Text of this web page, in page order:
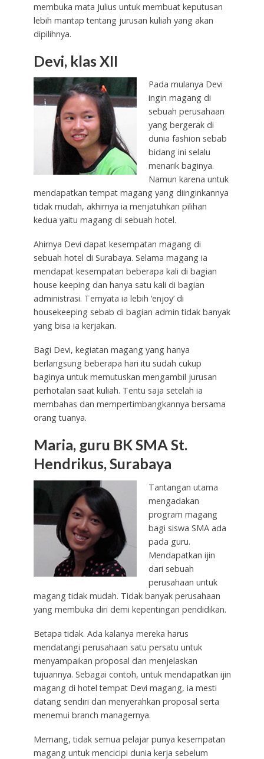
membuka mata Julius untuk membuat keputusan
lebih mantap tentang jurusan kuliah yang akan
dipilihnya.
Devi, klas XII
Pada mulanya Devi
ingin magang di
sebuah perusahaan
yang bergerak di
dunia fashion sebab
bidang ini selalu
menarik baginya.
Namun karena untuk
mendapatkan tempat magang yang diinginkannya
tidak mudah, akhirnya ia menjatuhkan pilihan
kedua yaitu magang di sebuah hotel.
Ahirnya Devi dapat kesempatan magang di
sebuah hotel di Surabaya. Selama magang ia
mendapat kesempatan beberapa kali di bagian
house keeping dan hanya satu kali di bagian
administrasi. Ternyata ia lebih ‘enjoy’ di
housekeeping sebab di bagian admin tidak banyak
yang bisa ia kerjakan.
Bagi Devi, kegiatan magang yang hanya
berlangsung beberapa hari itu sudah cukup
baginya untuk memutuskan mengambil jurusan
perhotalan saat kuliah. Tentu saja setelah ia
membahas dan mempertimbangkannya bersama
orang tuanya.
Maria, guru BK SMA St.
Hendrikus, Surabaya
Tantangan utama
mengadakan
program magang
bagi siswa SMA ada
pada guru.
Mendapatkan ijin
dari sebuah
perusahaan untuk
magang tidak mudah. Tidak banyak perusahaan
yang membuka diri demi kepentingan pendidikan.
Betapa tidak. Ada kalanya mereka harus
mendatangi perusahaan satu persatu untuk
menyampaikan proposal dan menjelaskan
tujuannya. Sebagai contoh, untuk mendapatkan ijin
magang di hotel tempat Devi magang, ia mesti
datang sendiri dan menyerahkan proposal serta
menemui branch managernya.
Memang, tidak semua pelajar punya kesempatan
magang untuk mencicipi dunia kerja sebelum